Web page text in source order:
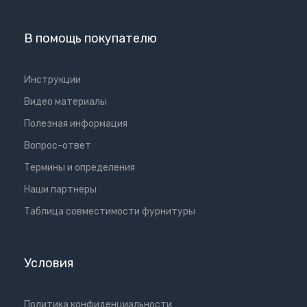
В помощь покупателю
Инструкции
Видео материалы
Полезная информация
Вопрос-ответ
Термины и определения
Наши партнеры
Таблица совместимости фурнитуры
Условия
Политика конфиденциальности